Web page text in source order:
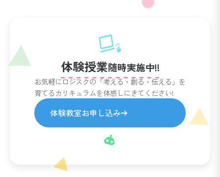
体験授業随時実施中!!
お気軽にロジスクの「考える・創る・伝える」を
育てるカリキュラムを体感しにきてください!
体験教室お申し込み